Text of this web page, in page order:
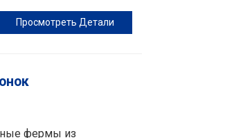
Просмотреть Детали
фермы из